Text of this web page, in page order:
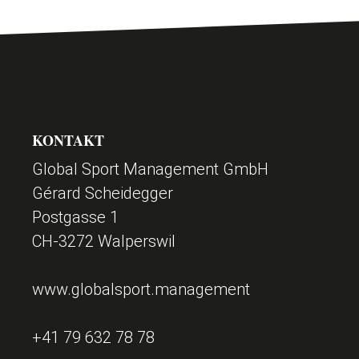
KONTAKT
F
o
o
t
e
KONTAKT
Global Sport Management GmbH
Gérard Scheidegger
Postgasse 1
CH-3272 Walperswil
www.globalsport.management
+41 79 632 78 78